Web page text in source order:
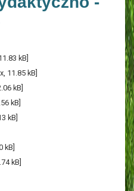
kB]
11.85 kB]
kB]
kB]
kB]
kB]
kB]